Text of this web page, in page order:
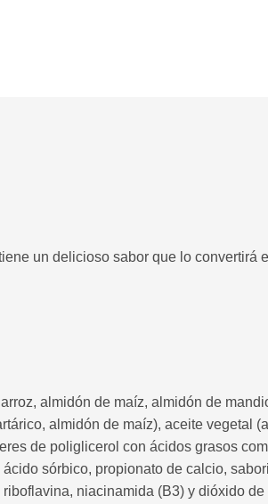
un delicioso sabor que lo convertirá
almidón de maíz, almidón de
almidón de maíz), aceite vegetal
de poliglicerol con ácidos grasos
sórbico, propionato de calcio,
niacinamida (B3) y dióxido